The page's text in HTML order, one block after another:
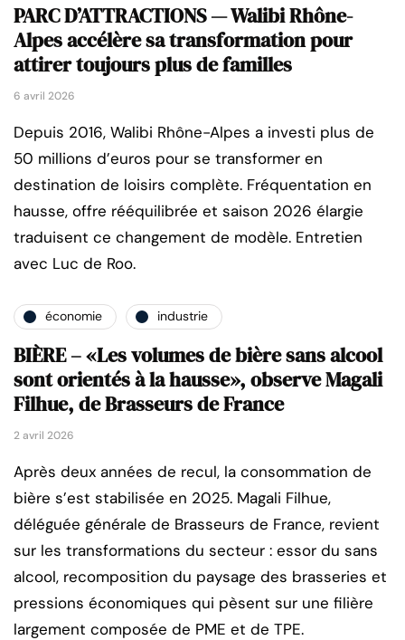
PARC D’ATTRACTIONS — Walibi Rhône-
Alpes accélère sa transformation pour
attirer toujours plus de familles
6 avril 2026
Depuis 2016, Walibi Rhône-Alpes a investi plus de
50 millions d’euros pour se transformer en
destination de loisirs complète. Fréquentation en
hausse, offre rééquilibrée et saison 2026 élargie
traduisent ce changement de modèle. Entretien
avec Luc de Roo.
économie industrie
BIÈRE – «Les volumes de bière sans alcool
sont orientés à la hausse», observe Magali
Filhue, de Brasseurs de France
2 avril 2026
Après deux années de recul, la consommation de
bière s’est stabilisée en 2025. Magali Filhue,
déléguée générale de Brasseurs de France, revient
sur les transformations du secteur : essor du sans
alcool, recomposition du paysage des brasseries et
pressions économiques qui pèsent sur une filière
largement composée de PME et de TPE.